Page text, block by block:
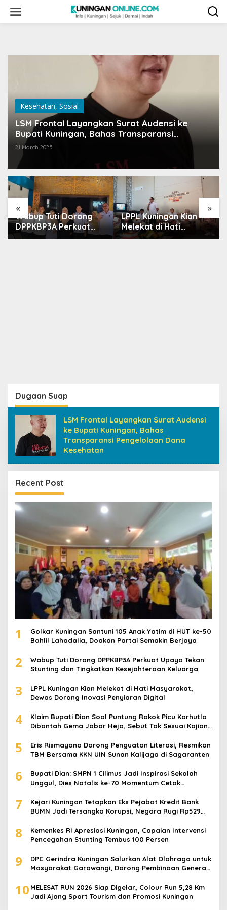
content
Kesehatan, Sosial
LSM Frontal Layangkan Surat Audensi ke
Bupati Kuningan, Bahas Transparansi
Pengelolaan Dana Kesehatan
21 March 2025
« »
Wabup Tuti Dorong
DPPKBP3A Perkuat
Upaya Tekan Stunting
LPPL Kuningan Kian
Melekat di Hati
Masyarakat, Dewas
Dugaan Suap
LSM Frontal Layangkan Surat Audensi
ke Bupati Kuningan, Bahas
Transparansi Pengelolaan Dana
Kesehatan
Recent Post
1
Golkar Kuningan Santuni 105 Anak Yatim di HUT ke-50
Bahlil Lahadalia, Doakan Partai Semakin Berjaya
2
Wabup Tuti Dorong DPPKBP3A Perkuat Upaya Tekan
Stunting dan Tingkatkan Kesejahteraan Keluarga
3
LPPL Kuningan Kian Melekat di Hati Masyarakat,
Dewas Dorong Inovasi Penyiaran Digital
4
Klaim Bupati Dian Soal Puntung Rokok Picu Karhutla
Dibantah Gema Jabar Hejo, Sebut Tak Sesuai Kajian
5
Eris Rismayana Dorong Penguatan Literasi, Resmikan
TBM Bersama KKN UIN Sunan Kalijaga di Sagaranten
6
Bupati Dian: SMPN 1 Cilimus Jadi Inspirasi Sekolah
Unggul, Dies Natalis ke-70 Momentum Cetak
7
Kejari Kuningan Tetapkan Eks Pejabat Kredit Bank
BUMN Jadi Tersangka Korupsi, Negara Rugi Rp529
8
Kemenkes RI Apresiasi Kuningan, Capaian Intervensi
Pencegahan Stunting Tembus 100 Persen
9
DPC Gerindra Kuningan Salurkan Alat Olahraga untuk
Masyarakat Garawangi, Dorong Pembinaan Generasi
10 MELESAT RUN 2026 Siap Digelar, Colour Run 5,28 Km
Jadi Ajang Sport Tourism dan Promosi Kuningan